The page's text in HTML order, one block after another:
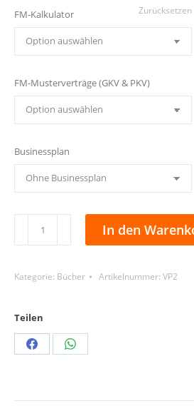
94,97€
FM-Kalkulator
FM-Musterverträge (GKV & PKV)
Businessplan
Zurücksetzen
Vorteilspaket
In den
Kategorie: Bücher Artikelnummer: VP2
Teilen
Teilen Teilen